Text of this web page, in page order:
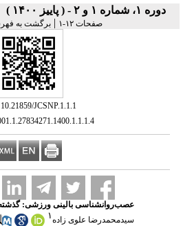
دوره ۱، شماره ۱ و ۲ - ( پاییز ۱۴۰۰ )
صفحات ۱۲-۱
| برگشت به
‎ 10.21859/JCSNP.1.1.1
عصب‌روانشناسی بالینی ورزشی:
سیدمحمدرضا علوی زاده۱